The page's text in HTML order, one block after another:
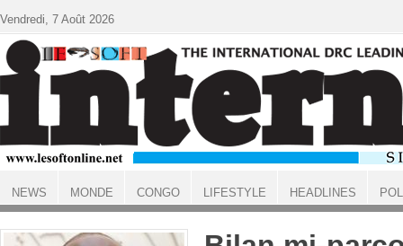
ACCUEIL
Vendredi, 7 Août 2026
NEWS MONDE CONGO LIFESTYLE HEADLINES